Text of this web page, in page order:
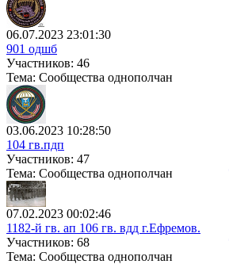
06.07.2023 23:01:30
901 одшб
Участников: 46
Тема: Сообщества однополчан
03.06.2023 10:28:50
104 гв.пдп
Участников: 47
Тема: Сообщества однополчан
07.02.2023 00:02:46
1182-й гв. ап 106 гв. вдд г.Ефремов.
Участников: 68
Тема: Сообщества однополчан